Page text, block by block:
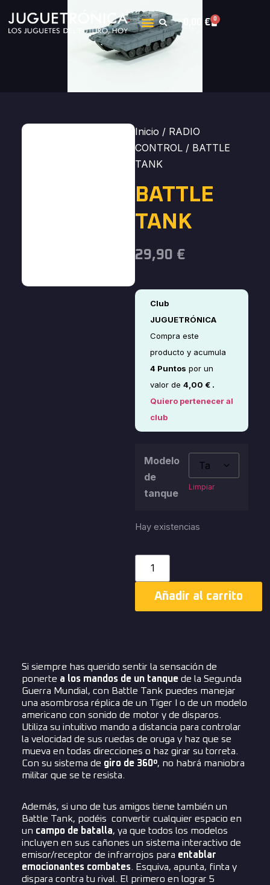
€ 0
Inicio / RADIO
CONTROL / BATTLE
TANK
BATTLE
TANK
29,90 €
Club
JUGUETRÓNICA
Compra este
producto y acumula
4 Puntos por un
valor de 4,00 € .
Quiero pertenecer al
club
Modelo
de
tanque
Limpiar
Hay existencias
Añadir al carrito
Si siempre has querido sentir la sensación de
ponerte a los mandos de un tanque de la Segunda
Guerra Mundial, con Battle Tank puedes manejar
una asombrosa réplica de un Tiger I o de un modelo
americano con sonido de motor y de disparos.
Utiliza su intuitivo mando a distancia para controlar
la velocidad de sus ruedas de oruga y haz que se
mueva en todas direcciones o haz girar su torreta.
Con su sistema de giro de 360º, no habrá maniobra
militar que se te resista.
Además, si uno de tus amigos tiene también un
Battle Tank, podéis convertir cualquier espacio en
un campo de batalla, ya que todos los modelos
incluyen en sus cañones un sistema interactivo de
emisor/receptor de infrarrojos para entablar
emocionantes combates. Esquiva, apunta, finta y
dispara contra tu rival. El primero en lograr 5